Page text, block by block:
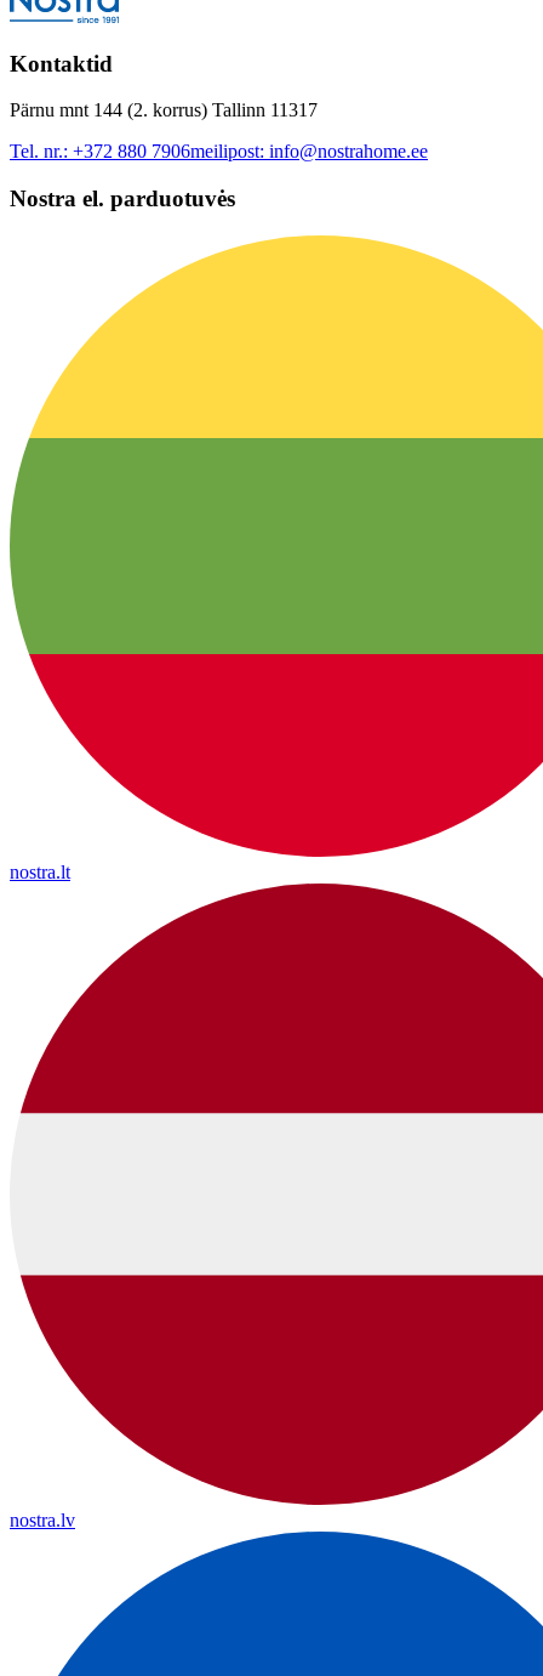
Kontaktid
Pärnu mnt 144 (2. korrus) Tallinn 11317
Tel. nr.: +372 880 7906meilipost: info@nostrahome.ee
Nostra el. parduotuvės
nostra.lt
nostra.lv